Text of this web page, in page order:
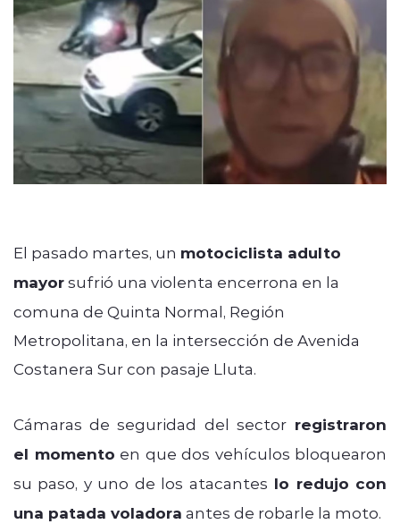
El pasado martes, un motociclista adulto
mayorsufrió una violenta encerrona en la
comuna de Quinta Normal, Región
Metropolitana, en la intersección de Avenida
Costanera Sur con pasaje Lluta.
Cámaras de seguridad del sectorregistraron
el momento en que dos vehículos bloquearon
su paso, y uno de los atacantes lo redujo con
una patada voladora antes de robarle la moto.